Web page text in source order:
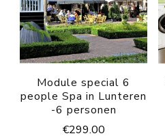
Module special 6
people Spa in Lunteren
-6 personen
€299.00